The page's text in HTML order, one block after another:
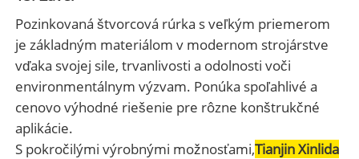
Pozinkovaná štvorcová rúrka s veľkým priemerom
je základným materiálom v modernom strojárstve
vďaka svojej sile, trvanlivosti a odolnosti voči
environmentálnym výzvam. Ponúka spoľahlivé a
cenovo výhodné riešenie pre rôzne konštrukčné
aplikácie.
S pokročilými výrobnými možnosťami,Tianjin Xinlida